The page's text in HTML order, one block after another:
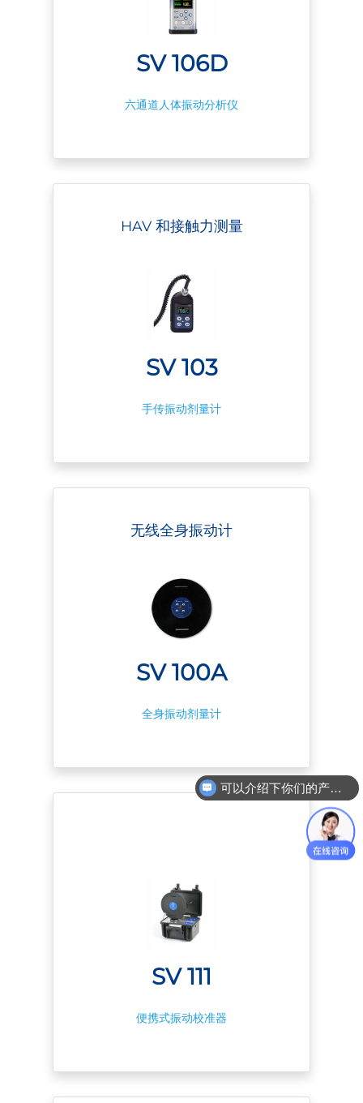
SV 106D
六通道人体振动分析仪
HAV 和接触力测量
SV 103
手传振动剂量计
无线全身振动计
SV 100A
全身振动剂量计
SV 111
便携式振动校准器
可以介绍下你们的产品技术参数么？